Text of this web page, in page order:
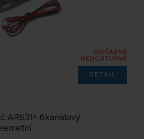
DOČASNĚ
NEDOSTUPNÉ
DETAIL
AR631+ 6kanálový